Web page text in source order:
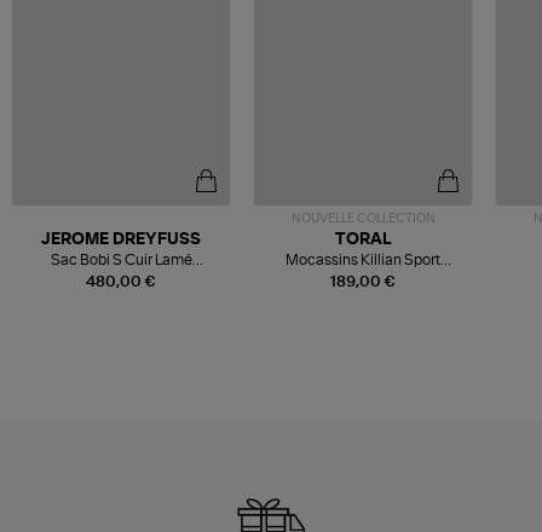
480,00 €
JEROME DREYFUSS
Sac Bobi S Cuir Lamé
Champagne
NOUVELLE COLLECTION
189,00 €
TORAL
Mocassins Killian Sport
Mousse